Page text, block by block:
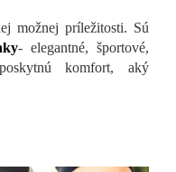
možnej príležitosti. Sú
- elegantné, športové,
komfort, aký